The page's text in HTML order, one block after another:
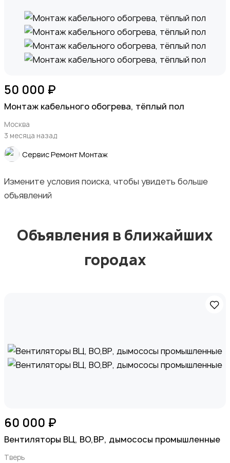
Электроинструменты
Другое
50 000 ₽
Монтаж кабельного обогрева, тёплый пол
Москва
3 месяца назад
Cервис Ремонт Монтаж
Измените условия поиска, чтобы увидеть больше
объявлений
Объявления в ближайших
городах
60 000 ₽
Вентиляторы ВЦ, ВО,ВР, дымососы промышленные
Тверь